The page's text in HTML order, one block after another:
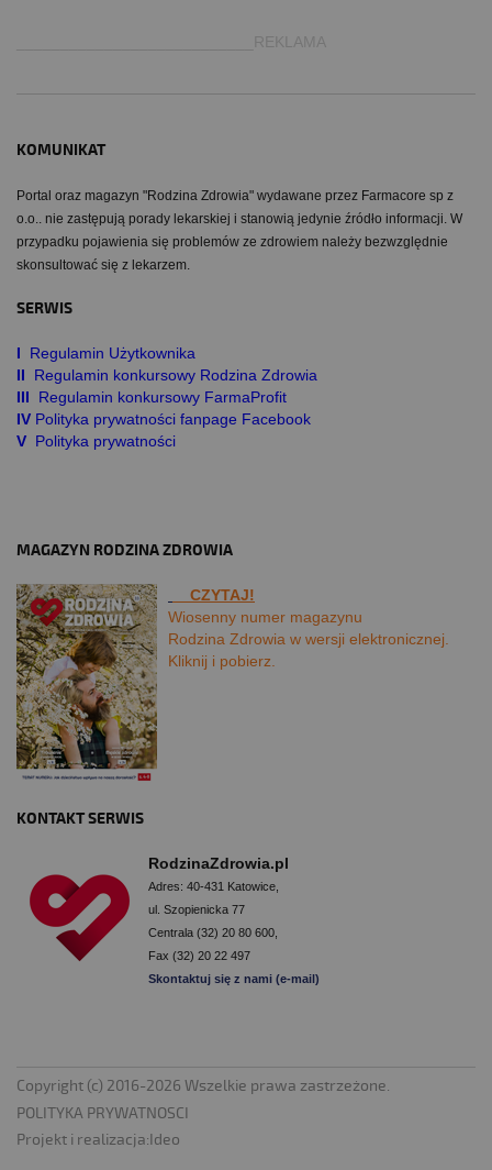
___________________________REKLAMA
KOMUNIKAT
Portal oraz magazyn "Rodzina Zdrowia" wydawane przez Farmacore sp z
o.o.. nie zastępują porady lekarskiej i stanowią jedynie źródło informacji. W
przypadku pojawienia się problemów ze zdrowiem należy bezwzględnie
skonsultować się z lekarzem.
SERWIS
I Regulamin Użytkownika
II
Regulamin konkursowy Rodzina Zdrowia
III
Regulamin konkursowy FarmaProfit
IV Polityka prywatności fanpage Facebook
V Polityka prywatności
MAGAZYN RODZINA ZDROWIA
CZYTAJ!
Wiosenny numer magazynu
Rodzina Zdrowia w wersji elektronicznej.
Kliknij i pobierz.
KONTAKT SERWIS
RodzinaZdrowia.pl
Adres: 40-431 Katowice,
ul. Szopienicka 77
Centrala (32) 20 80 600,
Fax (32) 20 22 497
Skontaktuj się z nami (e-mail)
Copyright (c) 2016-2026 Wszelkie prawa zastrzeżone.
POLITYKA PRYWATNOSCI
Projekt i realizacja:Ideo